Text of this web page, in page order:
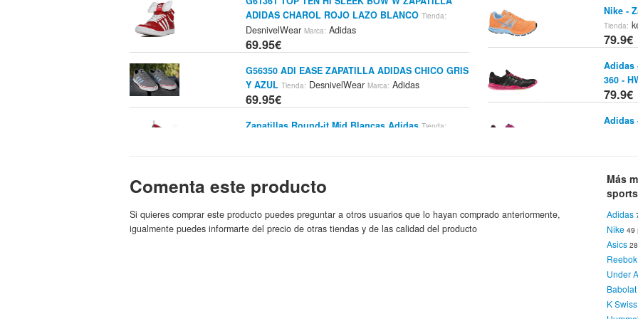
ADIDAS CHAROL ROJO LAZO BLANCO Tienda:
DesnivelWearMarca: Adidas
69.95€
G56350 ADI EASE ZAPATILLA ADIDAS CHICO GRIS
Y AZUL Tienda: DesnivelWearMarca: Adidas
69.95€
Zapatillas Round-it Mid Blancas Adidas Tienda:
Adidas Adipure Trainning 270
69.95€
Nike -
Tienda:
79.9€
Adidas
360 -
79.9€
Adidas
K-
keller-
79.9€
Nike -
Tienda:
79.9€
Comenta este producto
Si quieres comprar este producto puedes preguntar a otros usuarios que lo hayan comprado anteriormente,
igualmente puedes informarte del precio de otras tiendas y de las calidad del producto
Más
Adidas
Nike 49
Asics
Reebok
Under
Babolat
K Swiss